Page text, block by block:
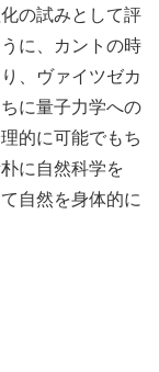
の試みとして評
に、カントの時
、ヴァイツゼカ
に量子力学への
的に可能でもち
に自然科学を
自然を身体的に